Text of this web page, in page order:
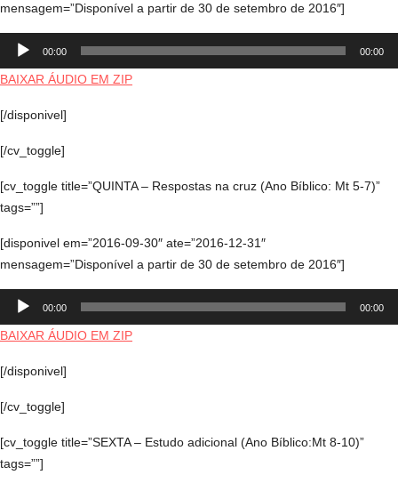
mensagem=”Disponível a partir de 30 de setembro de 2016″]
Tocador
áudio
00:00 00:00
BAIXAR ÁUDIO EM ZIP
[/disponivel]
[/cv_toggle]
[cv_toggle title=”QUINTA – Respostas na cruz (Ano Bíblico: Mt 5-7)”
tags=””]
[disponivel em=”2016-09-30″ ate=”2016-12-31″
mensagem=”Disponível a partir de 30 de setembro de 2016″]
Tocador
áudio
00:00 00:00
BAIXAR ÁUDIO EM ZIP
[/disponivel]
[/cv_toggle]
[cv_toggle title=”SEXTA – Estudo adicional (Ano Bíblico:Mt 8-10)”
tags=””]